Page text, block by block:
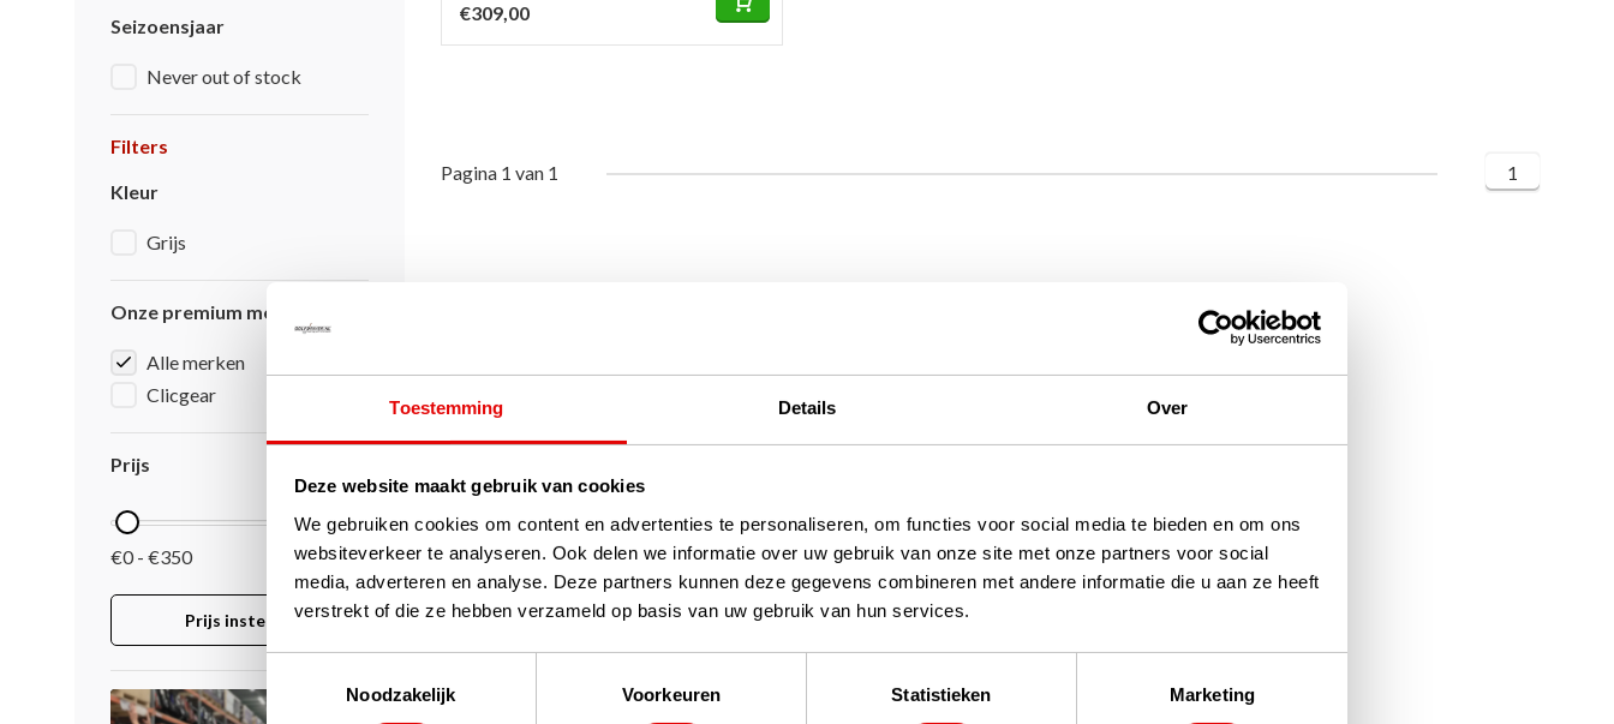
Toestemming Details Over
Deze website maakt gebruik van cookies
We gebruiken cookies om content en advertenties te personaliseren, om functies voor social media te bieden en om ons
websiteverkeer te analyseren. Ook delen we informatie over uw gebruik van onze site met onze partners voor social
media, adverteren en analyse. Deze partners kunnen deze gegevens combineren met andere informatie die u aan ze heeft
verstrekt of die ze hebben verzameld op basis van uw gebruik van hun services.
Noodzakelijk
Voorkeuren Statistieken Marketing
Seizoensjaar
Never out of stock
Filters
Kleur
Grijs
Onze premium merken
Alle merken
Clicgear
Prijs
€0 - €350
Prijs instellen
€309,00
Pagina 1 van 1 1